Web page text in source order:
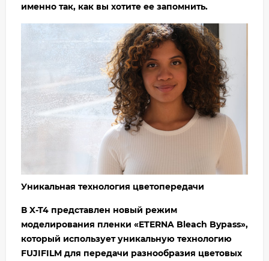
именно так, как вы хотите ее запомнить.
Уникальная технология цветопередачи
В X-T4 представлен новый режим
моделирования пленки «ETERNA Bleach Bypass»,
который использует уникальную технологию
FUJIFILM для передачи разнообразия цветовых